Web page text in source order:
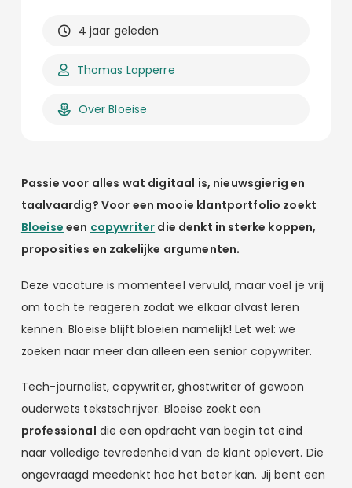
4 jaar geleden
Thomas Lapperre
Over Bloeise
Passie voor alles wat digitaal is, nieuwsgierig en
taalvaardig? Voor een mooie klantportfolio zoekt
Bloeise een copywriter die denkt in sterke koppen,
proposities en zakelijke argumenten.
Deze vacature is momenteel vervuld, maar voel je vrij
om toch te reageren zodat we elkaar alvast leren
kennen. Bloeise blijft bloeien namelijk! Let wel: we
zoeken naar meer dan alleen een senior copywriter.
Tech-journalist, copywriter, ghostwriter of gewoon
ouderwets tekstschrijver. Bloeise zoekt een
professional die een opdracht van begin tot eind
naar volledige tevredenheid van de klant oplevert. Die
ongevraagd meedenkt hoe het beter kan. Jij bent een